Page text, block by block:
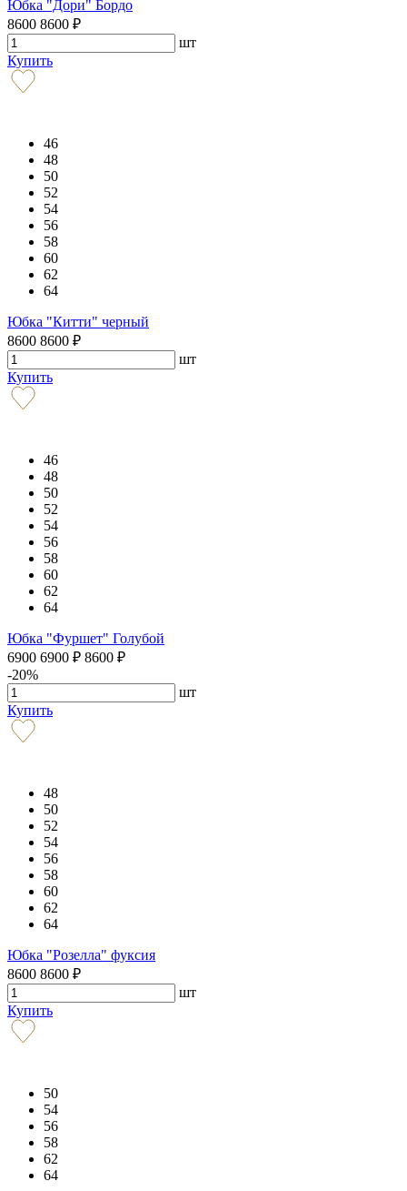
Юбка "Дори" Бордо
8600 8600 ₽
шт
Купить
46
48
50
52
54
56
58
60
62
64
Юбка "Китти" черный
8600 8600 ₽
шт
Купить
46
48
50
52
54
56
58
60
62
64
Юбка "Фуршет" Голубой
6900 6900 ₽ 8600 ₽
-20%
шт
Купить
48
50
52
54
56
58
60
62
64
Юбка "Розелла" фуксия
8600 8600 ₽
шт
Купить
50
54
56
58
62
64